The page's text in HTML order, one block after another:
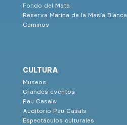
Fondo del Mata
Reserva Marina de la Masía Blanca
Caminos
CULTURA
Museos
Grandes eventos
Pau Casals
Auditorio Pau Casals
Espectáculos culturales